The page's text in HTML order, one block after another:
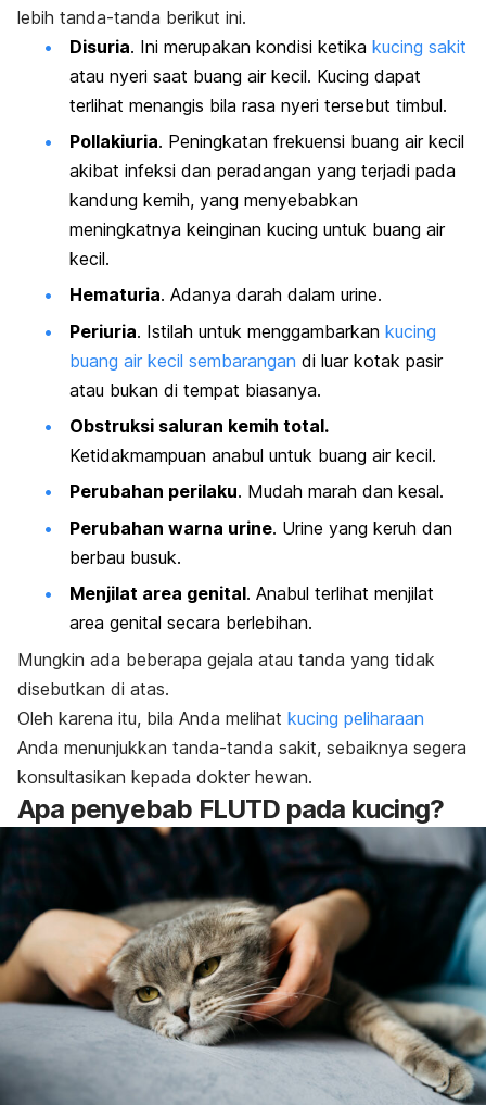
lebih tanda-tanda berikut ini.
Disuria. Ini merupakan kondisi ketika kucing sakit
atau nyeri saat buang air kecil. Kucing dapat
terlihat menangis bila rasa nyeri tersebut timbul.
Pollakiuria. Peningkatan frekuensi buang air kecil
akibat infeksi dan peradangan yang terjadi pada
kandung kemih, yang menyebabkan
meningkatnya keinginan kucing untuk buang air
kecil.
Hematuria. Adanya darah dalam urine.
Periuria. Istilah untuk menggambarkan kucing
buang air kecil sembarangan di luar kotak pasir
atau bukan di tempat biasanya.
Obstruksi saluran kemih total.
Ketidakmampuan anabul untuk buang air kecil.
Perubahan perilaku. Mudah marah dan kesal.
Perubahan warna urine. Urine yang keruh dan
berbau busuk.
Menjilat area genital. Anabul terlihat menjilat
area genital secara berlebihan.
Mungkin ada beberapa gejala atau tanda yang tidak
disebutkan di atas.
Oleh karena itu, bila Anda melihat kucing peliharaan
Anda menunjukkan tanda-tanda sakit, sebaiknya segera
konsultasikan kepada dokter hewan.
Apa penyebab FLUTD pada kucing?